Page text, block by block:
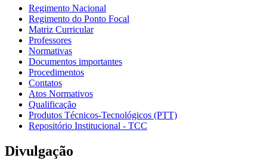
Regimento Nacional
Regimento do Ponto Focal
Matriz Curricular
Professores
Normativas
Documentos importantes
Procedimentos
Contatos
Atos Normativos
Qualificação
Produtos Técnicos-Tecnológicos (PTT)
Repositório Institucional - TCC
Divulgação